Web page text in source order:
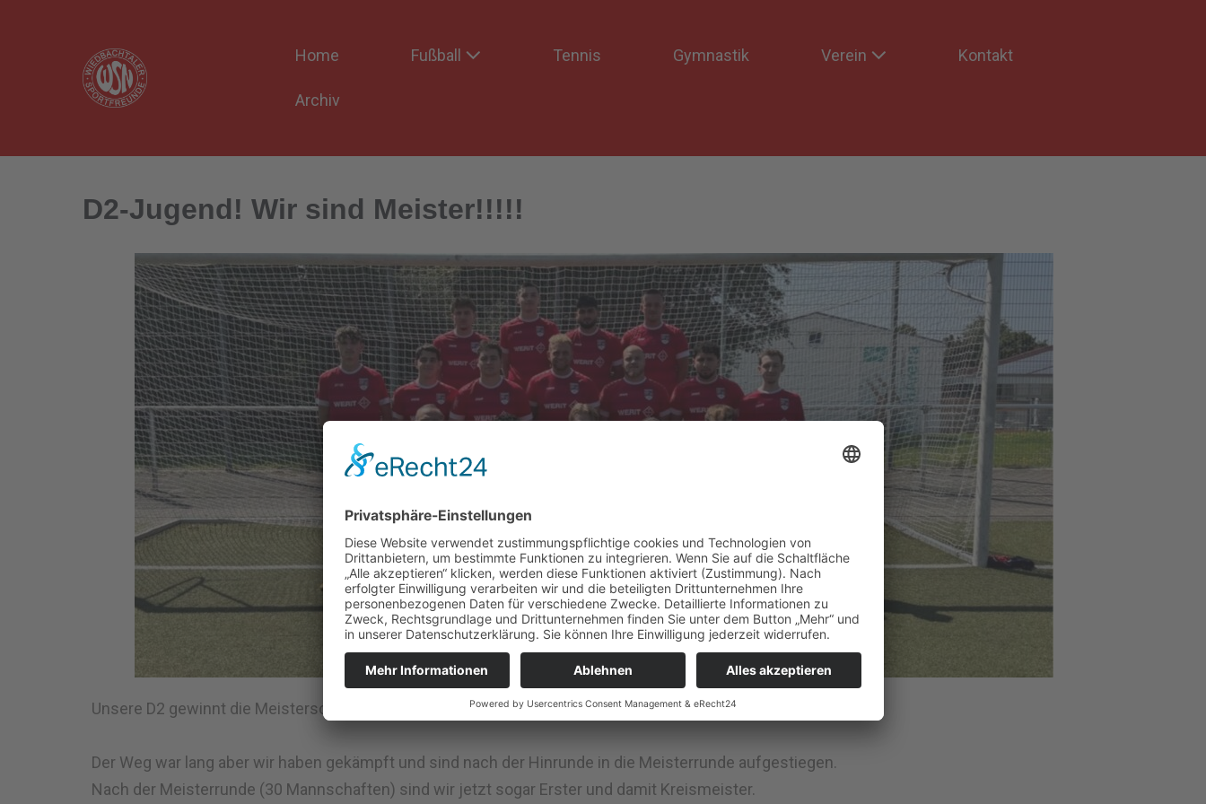
Home Fußball Tennis Gymnastik Verein Kontakt
Archiv
D2-Jugend! Wir sind Meister!!!!!
Unsere D2 gewinnt die Meisterschaft!
Der Weg war lang aber wir haben gekämpft und sind nach der Hinrunde in die Meisterrunde aufgestiegen.
Nach der Meisterrunde (30 Mannschaften) sind wir jetzt sogar Erster und damit Kreismeister.